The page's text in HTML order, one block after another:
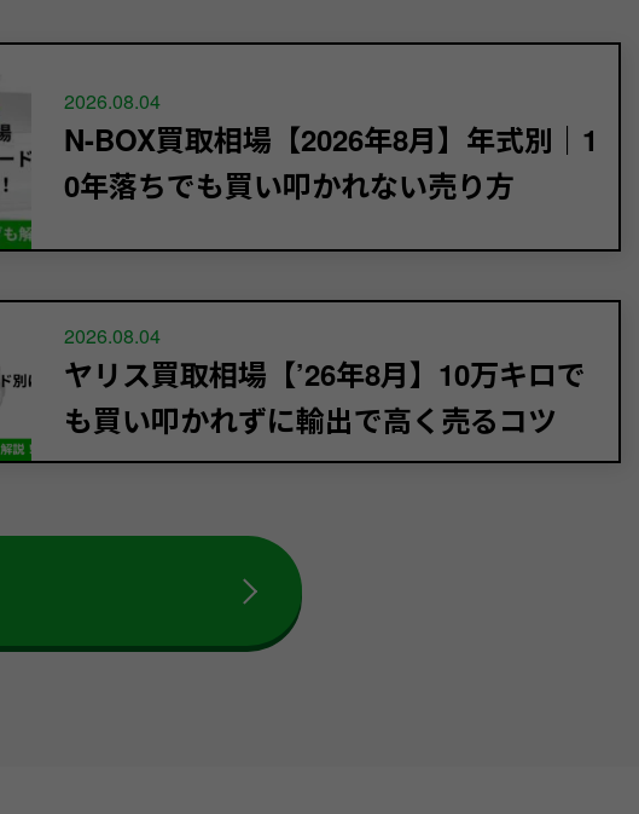
2026.08.04
N-BOX買取相場【2026年8月】年式別｜1
0年落ちでも買い叩かれない売り方
2026.08.04
ヤリス買取相場【’26年8月】10万キロで
も買い叩かれずに輸出で高く売るコツ